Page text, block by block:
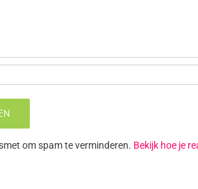
om spam te verminderen. Bekijk hoe je